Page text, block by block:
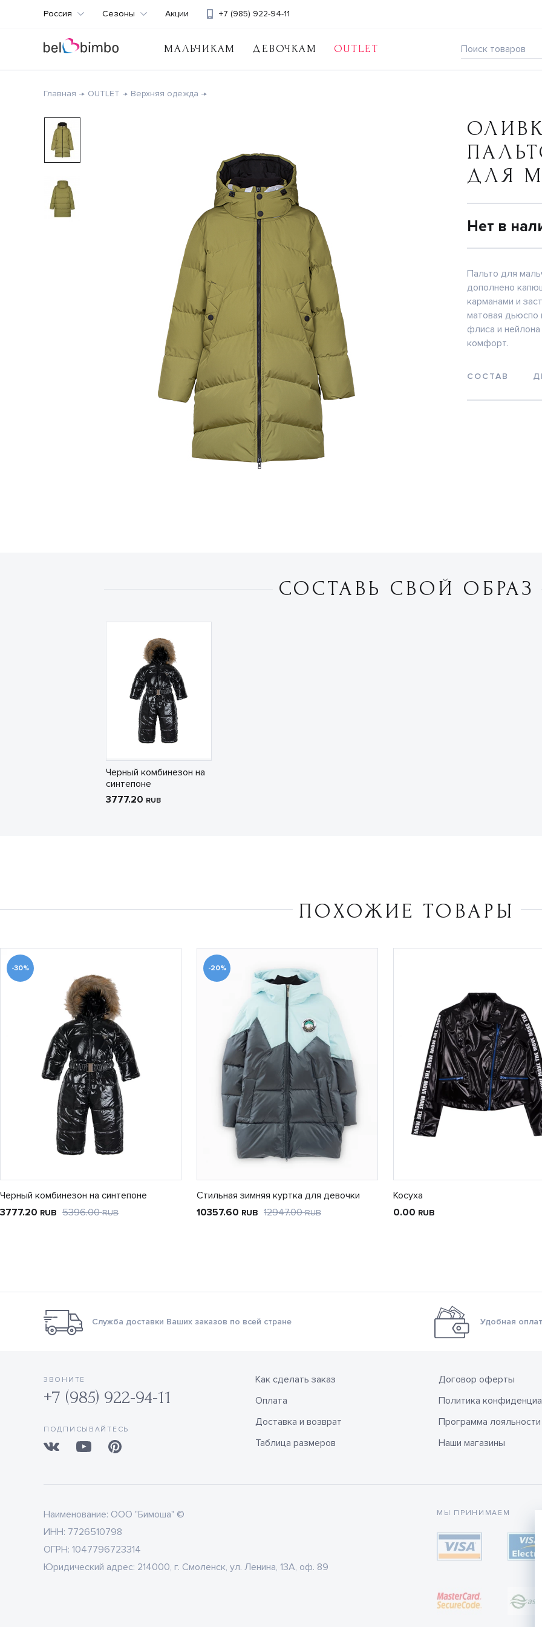
МАЛЬЧИКАМ ДЕВОЧКАМ OUTLET
+7 (985) 922-94-11
Россия Сезоны Акции
Главная OUTLET Верхняя одежда
ДЛЯ
Нет в
Пальто для
дополнено
карманами и
матовая дьюспо
флиса и
комфорт.
СОСТАВ
СОСТАВЬ СВОЙ ОБРАЗ
Черный комбинезон на
синтепоне
3777.20 RUB
ПОХОЖИЕ ТОВАРЫ
-30%
Черный комбинезон на синтепоне
3777.20 RUB 5396.00RUB
-20%
Стильная зимняя куртка для девочки
10357.60 RUB 12947.00RUB
Косуха
0.00 RUB
Служба доставки Ваших заказов по всей стране Удобная
ЗВОНИТЕ
+7 (985) 922-94-11
ПОДПИСЫВАЙТЕСЬ
Как сделать заказ
Оплата
Доставка и возврат
Таблица размеров
Договор оферты
Политика
Программа лояльности
Наши магазины
Наименование: ООО "Бимоша" ©
ИНН: 7726510798
ОГРН: 1047796723314
Юридический адрес: 214000, г. Смоленск, ул. Ленина, 13А, оф. 89
МЫ ПРИНИМАЕМ